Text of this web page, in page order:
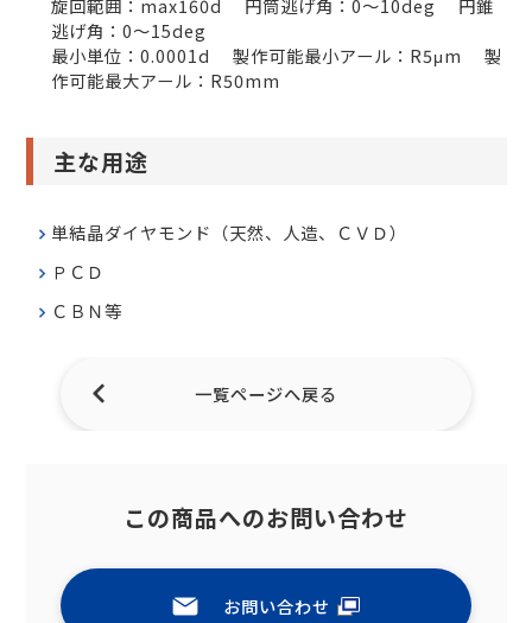
旋回範囲：max160d 円筒逃げ角：0～10deg 円錐
逃げ角：0～15deg
最小単位：0.0001d 製作可能最小アール：R5μm 製
作可能最大アール：R50mm
主な用途
単結晶ダイヤモンド（天然、人造、ＣＶＤ）
ＰＣＤ
ＣＢＮ等
一覧ページへ戻る
この商品へのお問い合わせ
お問い合わせ